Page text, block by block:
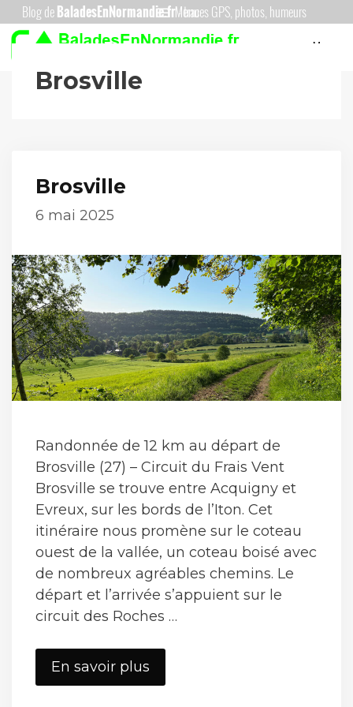
Aller
au
Menu
Menu
Brosville
Brosville
6 mai 2025
Randonnée de 12 km au départ de
Brosville (27) – Circuit du Frais Vent
Brosville se trouve entre Acquigny et
Evreux, sur les bords de l’Iton. Cet
itinéraire nous promène sur le coteau
ouest de la vallée, un coteau boisé avec
de nombreux agréables chemins. Le
départ et l’arrivée s’appuient sur le
circuit des Roches …
En savoir plus